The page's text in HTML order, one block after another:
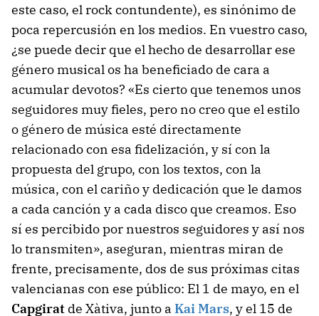
este caso, el rock contundente), es sinónimo de
poca repercusión en los medios. En vuestro caso,
¿se puede decir que el hecho de desarrollar ese
género musical os ha beneficiado de cara a
acumular devotos? «Es cierto que tenemos unos
seguidores muy fieles, pero no creo que el estilo
o género de música esté directamente
relacionado con esa fidelización, y sí con la
propuesta del grupo, con los textos, con la
música, con el cariño y dedicación que le damos
a cada canción y a cada disco que creamos. Eso
sí es percibido por nuestros seguidores y así nos
lo transmiten», aseguran, mientras miran de
frente, precisamente, dos de sus próximas citas
valencianas con ese público: El 1 de mayo, en el
Capgirat de Xàtiva, junto a Kai Mars, y el 15 de